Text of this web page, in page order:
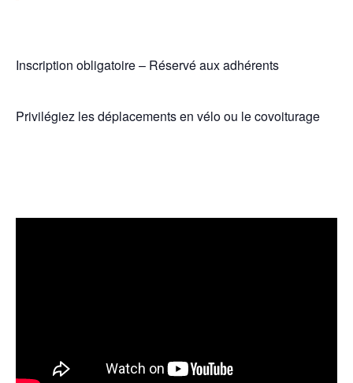
Inscription obligatoire – Réservé aux adhérents
Privilégiez les déplacements en vélo ou le covoiturage